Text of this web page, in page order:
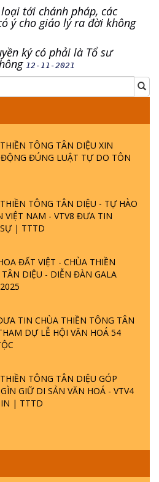
tới chánh pháp, các
ý cho giáo lý ra đời không
ký có phải là Tổ sư
12-11-2021
TÔNG TÂN DIỆU XIN
ĐÚNG LUẬT TỰ DO TÔN
TÔNG TÂN DIỆU - TỰ HÀO
VIỆT NAM - VTV8 ĐƯA TIN
| TTTD
ĐẤT VIỆT - CHÙA THIỀN
TÂN DIỆU - DIỄN ĐÀN GALA
TIN CHÙA THIỀN TÔNG TÂN
DỰ LỄ HỘI VĂN HOÁ 54
TÔNG TÂN DIỆU GÓP
GIỮ DI SẢN VĂN HOÁ - VTV4
| TTTD
BIỆT P25 - SUỐT 49 NĂM
NÓI? HỘI LONG HOA LÀ